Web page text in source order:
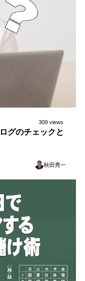
309 views
グのチェックと
秋田秀一